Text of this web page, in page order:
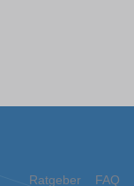
Ratgeber FAQ